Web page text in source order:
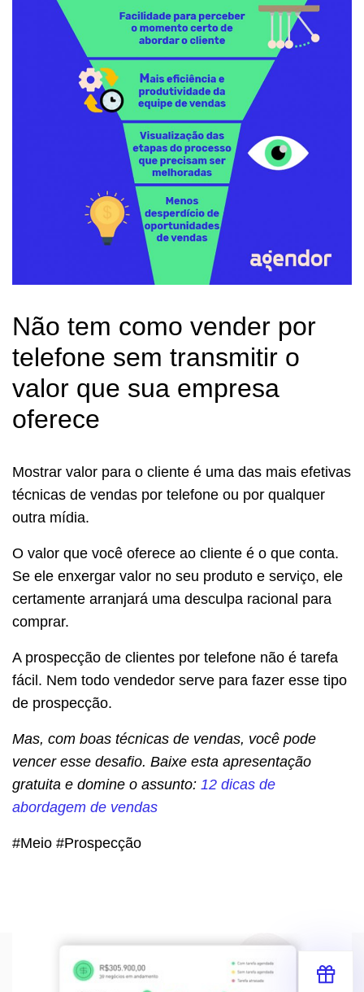
Não tem como vender por
telefone sem transmitir o
valor que sua empresa
oferece
Mostrar valor para o cliente é uma das mais efetivas
técnicas de vendas por telefone ou por qualquer
outra mídia.
O valor que você oferece ao cliente é o que conta.
Se ele enxergar valor no seu produto e serviço, ele
certamente arranjará uma desculpa racional para
comprar.
A prospecção de clientes por telefone não é tarefa
fácil. Nem todo vendedor serve para fazer esse tipo
de prospecção.
Mas, com boas técnicas de vendas, você pode
vencer esse desafio. Baixe esta apresentação
gratuita e domine o assunto: 12 dicas de
abordagem de vendas
#Meio #Prospecção